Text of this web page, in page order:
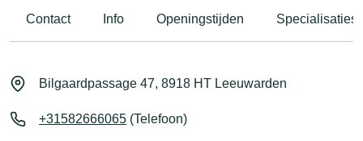
Contact Info Openingstijden Specialisaties
Bilgaardpassage 47, 8918 HT Leeuwarden
+31582666065 (Telefoon)